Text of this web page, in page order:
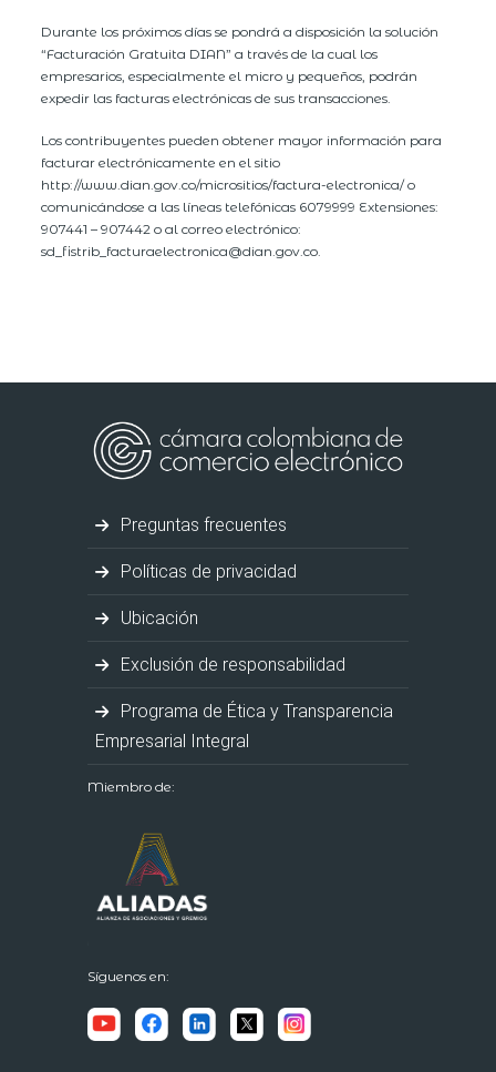
Durante los próximos días se pondrá a disposición la solución
“Facturación Gratuita DIAN” a través de la cual los
empresarios, especialmente el micro y pequeños, podrán
expedir las facturas electrónicas de sus transacciones.
​Los contribuyentes pueden obtener mayor información para
facturar electrónicamente en el sitio
http://www.dian.gov.co/micrositios/factura-electronica/ o
comunicándose a las líneas telefónicas 6079999 Extensiones:
907441 – 907442 o al correo electrónico:
sd_fistrib_facturaelectronica@dian.gov.co.​
Preguntas frecuentes
Políticas de privacidad
Ubicación
Exclusión de responsabilidad
Programa de Ética y Transparencia
Empresarial Integral
Miembro de:
Síguenos en: